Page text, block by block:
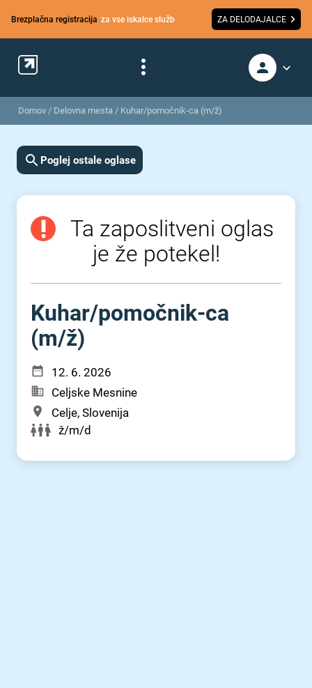
Brezplačna registracija za vse iskalce služb ZA DELODAJALCE
Domov / Delovna mesta / Kuhar/pomočnik-ca (m/ž)
Poglej ostale oglase
Ta zaposlitveni oglas
je že potekel!
Kuhar⁠/⁠pomočnik-ca
(m⁠/⁠ž)
12. 6. 2026
Celjske Mesnine
Celje, Slovenija
ž/m/d